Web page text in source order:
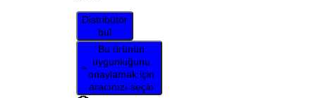
Distribütör
bul
Bu ürünün
uygunluğunu
onaylamak için
aracınızı seçin